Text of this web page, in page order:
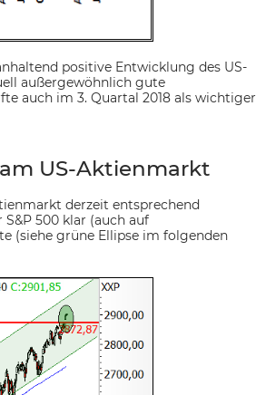
positive Entwicklung des US-
außergewöhnlich gute
auch im 3. Quartal 2018 als wichtiger
US-Aktienmarkt
derzeit entsprechend
500 klar (auch auf
(siehe grüne Ellipse im folgenden